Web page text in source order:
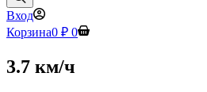
Вход
Корзина0 ₽ 0
3.7 км/ч